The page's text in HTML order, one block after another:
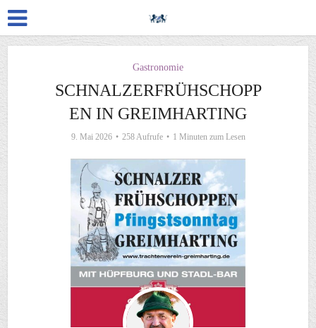
Gastronomie
SCHNALZERFRÜHSCHOPP
EN IN GREIMHARTING
9. Mai 2026 258 Aufrufe 1 Minuten zum Lesen